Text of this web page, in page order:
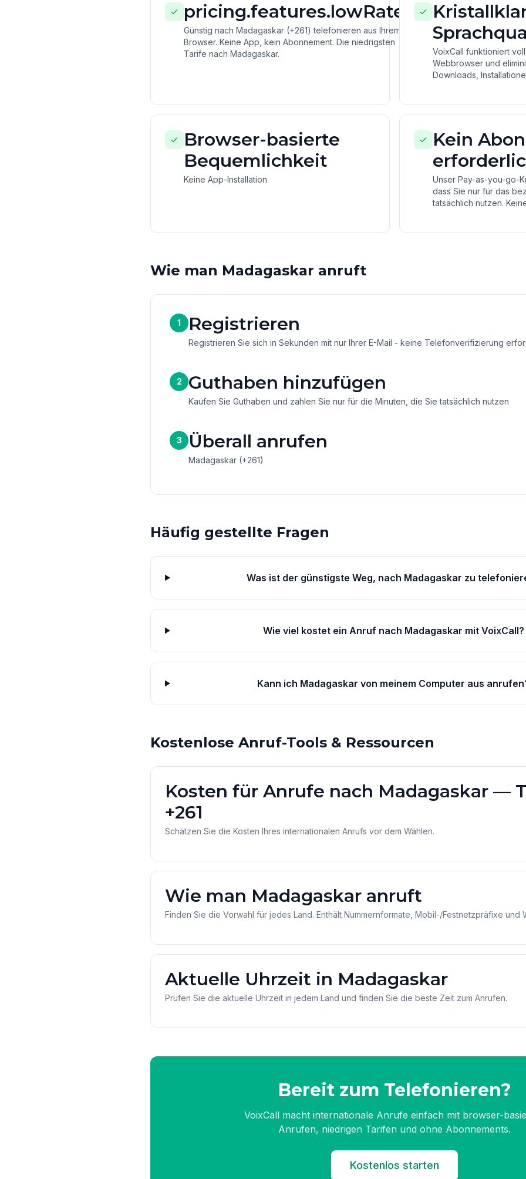
pricing.features.lowRates
Günstig nach Madagaskar (+261) telefonieren aus Ihrem
Browser. Keine App, kein Abonnement. Die niedrigsten
Tarife nach Madagaskar.
VoixCall funktioniert
Webbrowser und
Downloads,
Browser-basierte
Bequemlichkeit
Keine App-Installation
Kein
Unser Pay-as-you-go-
dass Sie nur für das
tatsächlich nutzen.
Wie man Madagaskar anruft
1 Registrieren
Registrieren Sie sich in Sekunden mit nur Ihrer E-Mail - keine Telefonverifizierung
2 Guthaben hinzufügen
Kaufen Sie Guthaben und zahlen Sie nur für die Minuten, die Sie tatsächlich nutzen
3 Überall anrufen
Madagaskar (+261)
Häufig gestellte Fragen
Was ist der günstigste Weg, nach Madagaskar zu
Wie viel kostet ein Anruf nach Madagaskar mit VoixCall?
Kann ich Madagaskar von meinem Computer aus
Kostenlose Anruf-Tools & Ressourcen
Kosten für Anrufe nach Madagaskar —
+261
Schätzen Sie die Kosten Ihres internationalen Anrufs vor dem Wählen.
Wie man Madagaskar anruft
Finden Sie die Vorwahl für jedes Land. Enthält Nummernformate, Mobil-/Festnetzpräfixe und
Aktuelle Uhrzeit in Madagaskar
Prüfen Sie die aktuelle Uhrzeit in jedem Land und finden Sie die beste Zeit zum Anrufen.
Bereit zum Telefonieren?
VoixCall macht internationale Anrufe einfach mit browser-
Anrufen, niedrigen Tarifen und ohne Abonnements.
Kostenlos starten